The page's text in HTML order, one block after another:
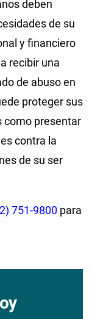
deben
de su
y financiero
recibir una
de abuso en
proteger sus
como presentar
contra la
de su ser
751-9800 para